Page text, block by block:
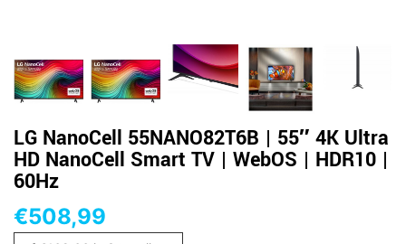
LG NanoCell 55NANO82T6B | 55″ 4K Ultra
HD NanoCell Smart TV | WebOS | HDR10 |
60Hz
€508,99